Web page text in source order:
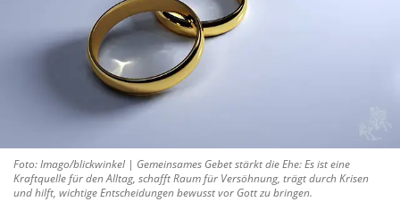
Foto: Imago/blickwinkel | Gemeinsames Gebet stärkt die Ehe: Es ist eine
Kraftquelle für den Alltag, schafft Raum für Versöhnung, trägt durch Krisen
und hilft, wichtige Entscheidungen bewusst vor Gott zu bringen.